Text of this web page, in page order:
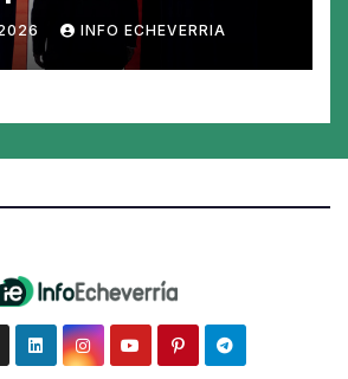
para frenar el
China
INFO ECHEVERRIA